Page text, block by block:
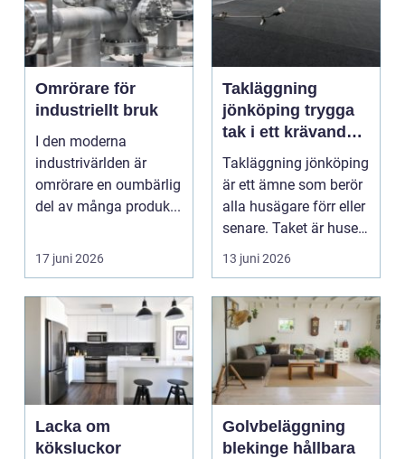
Omrörare för
industriellt bruk
I den moderna
industrivärlden är
omrörare en oumbärlig
del av många produk...
17 juni 2026
Takläggning
jönköping trygga
tak i ett krävande
småländskt klimat
Takläggning jönköping
är ett ämne som berör
alla husägare förr eller
senare. Taket är husets
viktiga...
13 juni 2026
Lacka om
köksluckor
Golvbeläggning
blekinge hållbara